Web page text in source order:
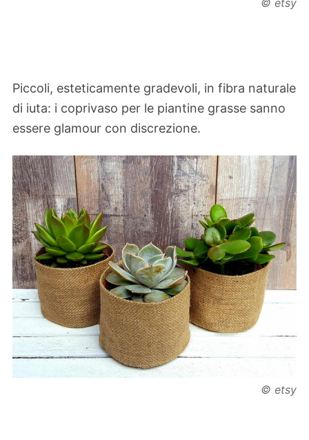
© etsy
Piccoli, esteticamente gradevoli, in fibra naturale
di iuta: i coprivaso per le piantine grasse sanno
essere glamour con discrezione.
© etsy